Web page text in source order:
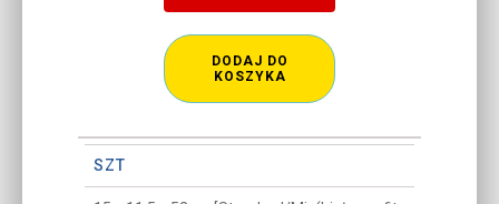
DODAJ DO
KOSZYKA
SZT